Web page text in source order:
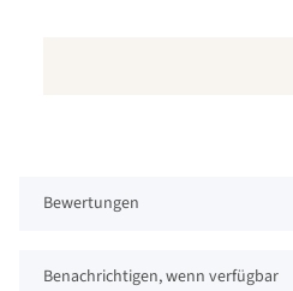
Bewertungen
Benachrichtigen, wenn verfügbar